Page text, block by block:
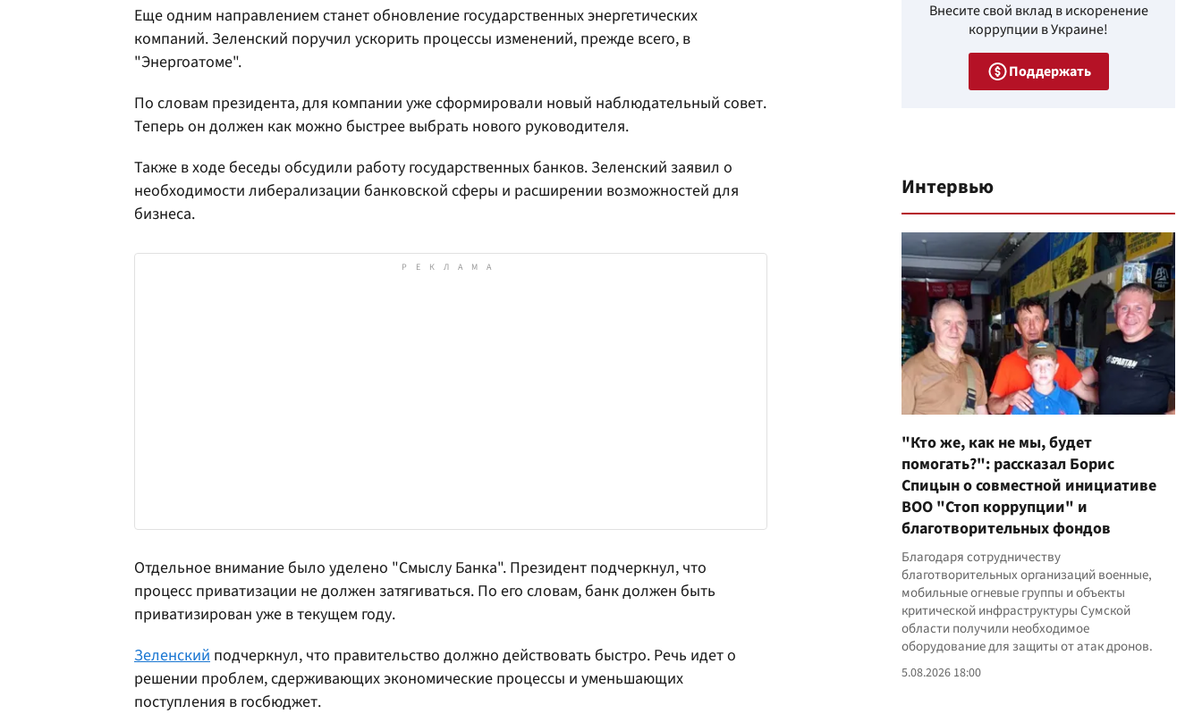
Еще одним направлением станет обновление государственных энергетических
компаний. Зеленский поручил ускорить процессы изменений, прежде всего, в
"Энергоатоме".
По словам президента, для компании уже сформировали новый наблюдательный совет.
Теперь он должен как можно быстрее выбрать нового руководителя.
Также в ходе беседы обсудили работу государственных банков. Зеленский заявил о
необходимости либерализации банковской сферы и расширении возможностей для
бизнеса.
Отдельное внимание было уделено "Смыслу Банка". Президент подчеркнул, что
процесс приватизации не должен затягиваться. По его словам, банк должен быть
приватизирован уже в текущем году.
Зеленский подчеркнул, что правительство должно действовать быстро. Речь идет о
решении проблем, сдерживающих экономические процессы и уменьшающих
поступления в госбюджет.
Внесите свой вклад в искоренение
коррупции в Украине!
Поддержать
Интервью
"Кто же, как не мы, будет
помогать?": рассказал Борис
Спицын о совместной инициативе
ВОО "Стоп коррупции" и
благотворительных фондов
Благодаря сотрудничеству
благотворительных организаций военные,
мобильные огневые группы и объекты
критической инфраструктуры Сумской
области получили необходимое
оборудование для защиты от атак дронов.
5.08.2026 18:00